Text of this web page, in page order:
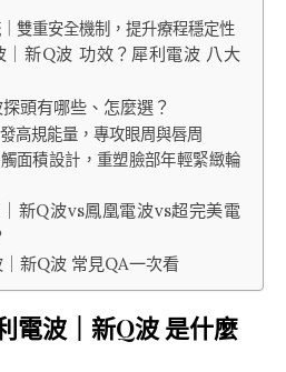
雙重安全機制，提升療程穩定性
新Q波 功效？犀利電波 八大
頭有哪些、怎麼選？
高規能量，專攻眼周與唇周
面積設計，重塑臉部年輕緊緻輪
新Q波vs鳳凰電波vs超完美電
新Q波 常見QA一次看
電波｜新Q波 是什麼